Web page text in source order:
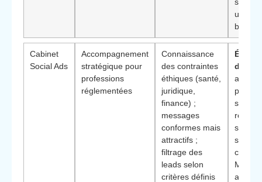
Cabinet
Social Ads
Accompagnement
stratégique pour
professions
réglementées
Connaissance
des contraintes
éthiques (santé,
juridique,
finance) ;
messages
conformes mais
attractifs ;
filtrage des
leads selon
critères définis
adapté
règles
Meta